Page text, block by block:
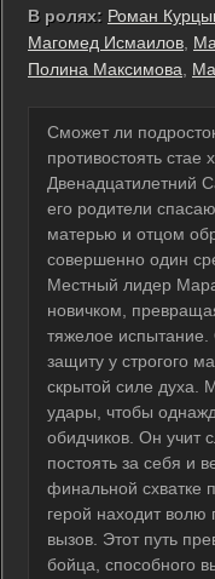
В ролях: Роман
Магомед Исмаилов
Полина Максимова
Сможет ли
противостоять стае
Двенадцатилетний
его родители
матерью и отцом
совершенно один
Местный лидер
новичком,
тяжелое испытание.
защиту у строгого
скрытой силе духа.
удары, чтобы
обидчиков. Он учит
постоять за себя и
финальной схватке
герой находит
вызов. Этот путь
бойца, способного